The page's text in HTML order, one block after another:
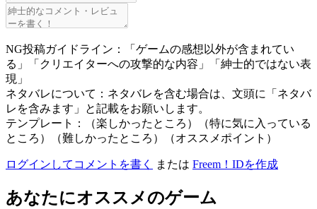
NG投稿ガイドライン：「ゲームの感想以外が含まれてい
る」「クリエイターへの攻撃的な内容」「紳士的ではない表
現」
ネタバレについて：ネタバレを含む場合は、文頭に「ネタバ
レを含みます」と記載をお願いします。
テンプレート：（楽しかったところ）（特に気に入っている
ところ）（難しかったところ）（オススメポイント）
ログインしてコメントを書く または Freem！IDを作成
あなたにオススメのゲーム